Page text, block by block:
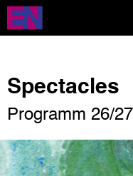
Direkt
zum
Inhalt
Spectacles
Programm 26/27